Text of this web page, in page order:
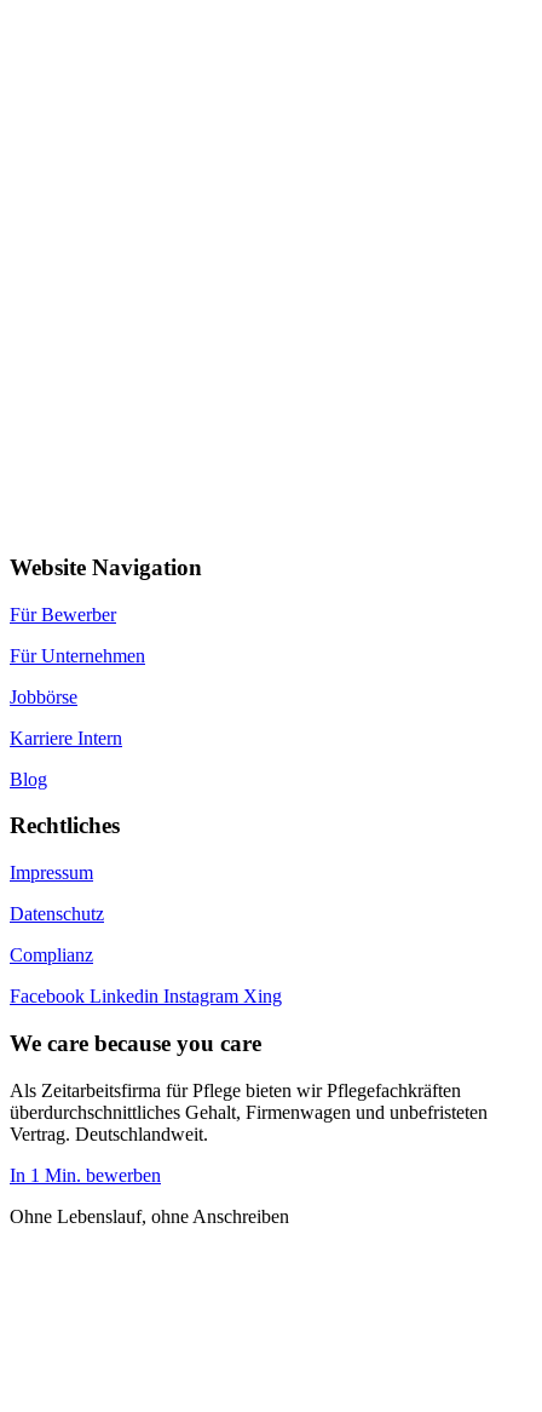
Website Navigation
Für Bewerber
Für Unternehmen
Jobbörse
Karriere Intern
Blog
Rechtliches
Impressum
Datenschutz
Complianz
Facebook Linkedin Instagram Xing
We care because you care
Als Zeitarbeitsfirma für Pflege bieten wir Pflegefachkräften
überdurchschnittliches Gehalt, Firmenwagen und unbefristeten
Vertrag. Deutschlandweit.
In 1 Min. bewerben
Ohne Lebenslauf, ohne Anschreiben